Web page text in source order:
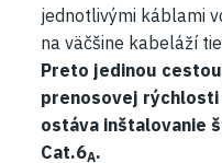
jednotlivými káblami
na väčšine kabeláží
Preto jedinou
prenosovej
ostáva inštalovanie
Cat.6A.